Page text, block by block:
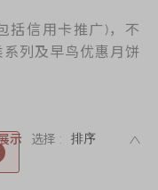
括信用卡推广)，不
列及早鸟优惠月饼
示 选择 :